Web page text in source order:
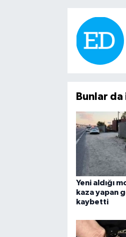
Bunlar
Yeni aldığı
kaza yapan
kaybetti